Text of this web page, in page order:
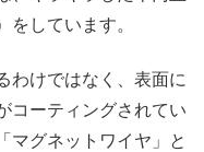
しています。
わけではなく、表面に
コーティングされてい
マグネットワイヤ」と